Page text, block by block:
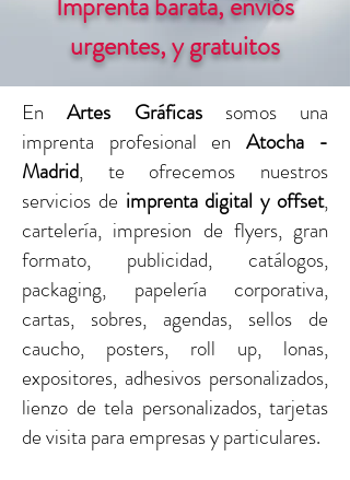
urgentes, y gratuitos
EnArtes Gráficas
somos una
imprenta profesional en Atocha -
Madrid, te ofrecemos nuestros
servicios de imprenta digital y offset,
cartelería, impresion de flyers, gran
formato, publicidad, catálogos,
packaging, papelería corporativa,
cartas, sobres, agendas, sellos de
caucho, posters, roll up, lonas,
expositores, adhesivos personalizados,
lienzo de tela personalizados, tarjetas
de visita para empresas y particulares.